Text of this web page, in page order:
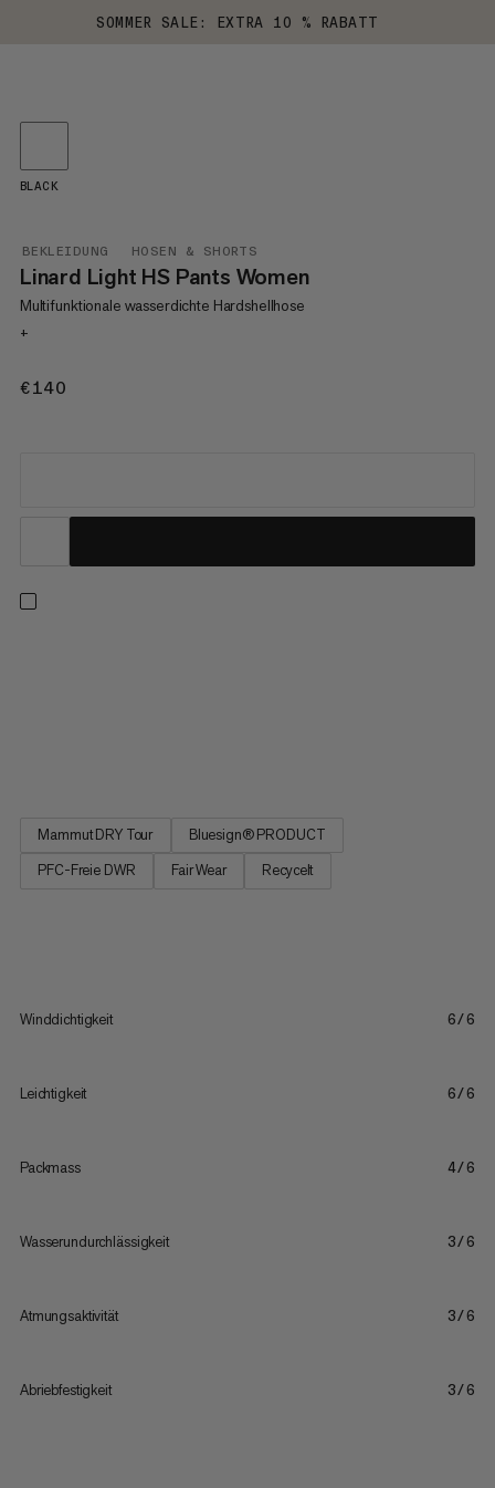
SOMMER SALE: EXTRA 10 % RABATT
BEKLEIDUNG HOSEN & SHORTS
Linard Light HS Pants Women
Multifunktionale wasserdichte Hardshellhose
+
€140
BLACK
Mammut DRY Tour
Bluesign® PRODUCT
PFC-Freie DWR
Fair Wear Recycelt
Winddichtigkeit 6/6
Leichtigkeit 6/6
Packmass 4/6
Wasserundurchlässigkeit 3/6
Atmungsaktivität 3/6
Abriebfestigkeit 3/6